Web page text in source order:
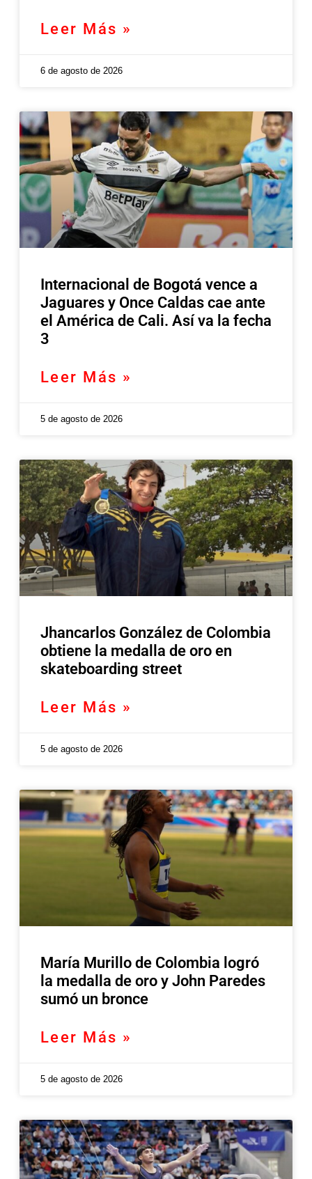
Leer Más »
6 de agosto de 2026
Internacional de Bogotá vence a
Jaguares y Once Caldas cae ante
el América de Cali. Así va la fecha
3
Leer Más »
5 de agosto de 2026
Jhancarlos González de Colombia
obtiene la medalla de oro en
skateboarding street
Leer Más »
5 de agosto de 2026
María Murillo de Colombia logró
la medalla de oro y John Paredes
sumó un bronce
Leer Más »
5 de agosto de 2026